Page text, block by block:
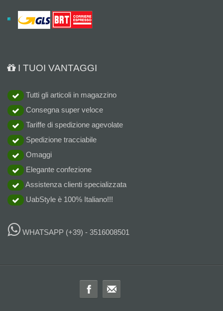
I TUOI VANTAGGI
Tutti gli articoli in magazzino
Consegna super veloce
Tariffe di spedizione agevolate
Spedizione tracciabile
Omaggi
Elegante confezione
Assistenza clienti specializzata
UabStyle è 100% Italiano!!!
WHATSAPP (+39) - 3516008501